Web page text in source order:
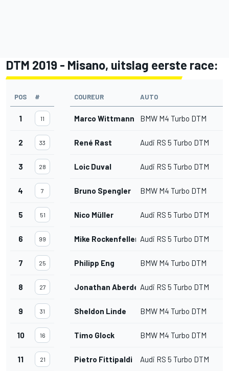
DTM 2019 - Misano, uitslag eerste race:
POS # COUREUR AUTO
1 11 Marco Wittmann BMW M4 Turbo DTM
2 33 René Rast Audi RS 5 Turbo DTM
3 28 Loic Duval Audi RS 5 Turbo DTM
4 7 Bruno Spengler BMW M4 Turbo DTM
5 51 Nico Müller Audi RS 5 Turbo DTM
6 99 Mike Rockenfeller Audi RS 5 Turbo DTM
7 25 Philipp Eng BMW M4 Turbo DTM
8 27 Jonathan AberdeinAudi RS 5 Turbo DTM
9 31 Sheldon Linde BMW M4 Turbo DTM
10 16 Timo Glock BMW M4 Turbo DTM
11 21 Pietro Fittipaldi Audi RS 5 Turbo DTM